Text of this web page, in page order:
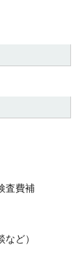
査費補
ど）